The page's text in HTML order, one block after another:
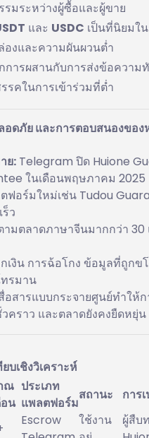
มระหว่างผู้ซื้อและผู้ขาย
และ USDC เป็นที่นิยมใ
องและความผันผวนต่ำ
การผสานกับการส่งข้อความ
รคในการเข้าร่วมที่ต่ำ
อดภัย และการตอบสนองของ
ย: Telegram ปิด Huione
ในเดือนพฤษภาคม 2025
ฟอร์มใหม่เช่น Tudou
ว
ามตลาดภาษาจีนมากกว่า 30
เงิน การฉ้อโกง ข้อมูลที่ถูกข
รมาน
อสารแบบกระจายศูนย์ทำให้
คราว และตลาดยังคงยืดหยุ่น
บเชิงวิเคราะห์
ณ
น
ประเภท
แพลตฟอร์ม
สถานะ
การ
Escrow
ใช้งาน
ผู้สืบ